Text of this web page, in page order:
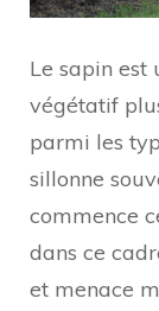
Le sapin est
végétatif
parmi les
sillonne
commence
dans ce
et menace